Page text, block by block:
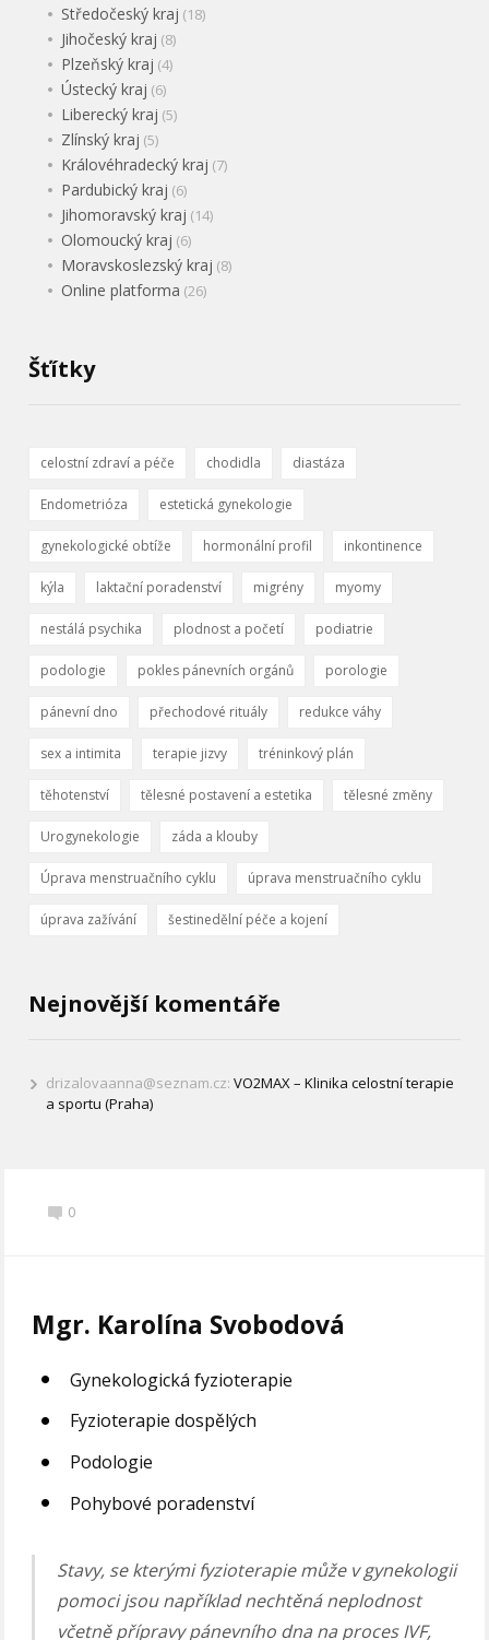
0
Mgr. Karolína Svobodová
Gynekologická fyzioterapie
Fyzioterapie dospělých
Podologie
Pohybové poradenství
Stavy, se kterými fyzioterapie může v gynekologii
pomoci jsou například nechtěná neplodnost
včetně přípravy pánevního dna na proces IVF,
Středočeský kraj (18)
Jihočeský kraj (8)
Plzeňský kraj (4)
Ústecký kraj (6)
Liberecký kraj (5)
Zlínský kraj (5)
Královéhradecký kraj (7)
Pardubický kraj (6)
Jihomoravský kraj (14)
Olomoucký kraj (6)
Moravskoslezský kraj (8)
Online platforma (26)
Šťítky
celostní zdraví a péče chodidla diastáza
Endometrióza estetická gynekologie
gynekologické obtíže hormonální profil inkontinence
kýla laktační poradenství migrény myomy
nestálá psychika plodnost a početí podiatrie
podologie pokles pánevních orgánů porologie
pánevní dno přechodové rituály redukce váhy
sex a intimita terapie jizvy tréninkový plán
těhotenství tělesné postavení a estetika tělesné změny
Urogynekologie záda a klouby
Úprava menstruačního cyklu úprava menstruačního cyklu
úprava zažívání šestinedělní péče a kojení
Nejnovější komentáře
drizalovaanna@seznam.cz:VO2MAX – Klinika celostní terapie
a sportu (Praha)